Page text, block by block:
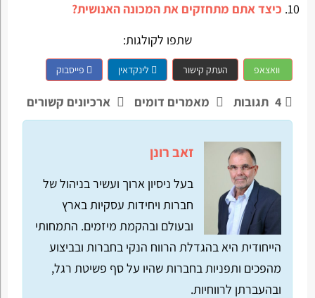
כיצד אתם מתחזקים את המכונה האנושית?
שתפו לקולגות:
וואצאפ העתק קישור לינקדאין פייסבוק
4 תגובות מאמרים דומים ארכיונים קשורים
זאב רונן
בעל ניסיון ארוך ועשיר בניהול של
חברות ויחידות עסקיות בארץ
ובעולם ובהקמת מיזמים. התמחותי
הייחודית היא בהגדלת הרווח הנקי בחברות ובביצוע
מהפכים ותפניות בחברות שהיו על סף פשיטת רגל,
ובהעברתן לרווחיות.